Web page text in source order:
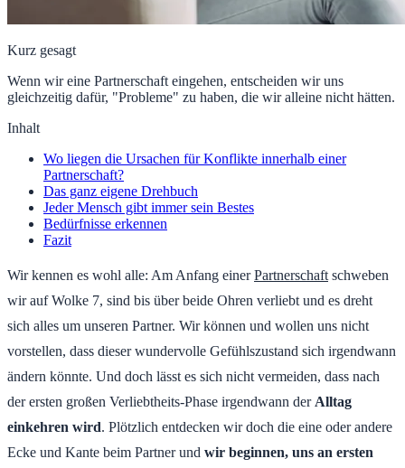
Kurz gesagt
Wenn wir eine Partnerschaft eingehen, entscheiden wir uns
gleichzeitig dafür, "Probleme" zu haben, die wir alleine nicht hätten.
Inhalt
Wo liegen die Ursachen für Konflikte innerhalb einer
Partnerschaft?
Das ganz eigene Drehbuch
Jeder Mensch gibt immer sein Bestes
Bedürfnisse erkennen
Fazit
Wir kennen es wohl alle: Am Anfang einerPartnerschaft schweben
wir auf Wolke 7, sind bis über beide Ohren verliebt und es dreht
sich alles um unseren Partner. Wir können und wollen uns nicht
vorstellen, dass dieser wundervolle Gefühlszustand sich irgendwann
ändern könnte. Und doch lässt es sich nicht vermeiden, dass nach
der ersten großen Verliebtheits-Phase irgendwann der Alltag
einkehren wird. Plötzlich entdecken wir doch die eine oder andere
Ecke und Kante beim Partner und wir beginnen, uns an ersten